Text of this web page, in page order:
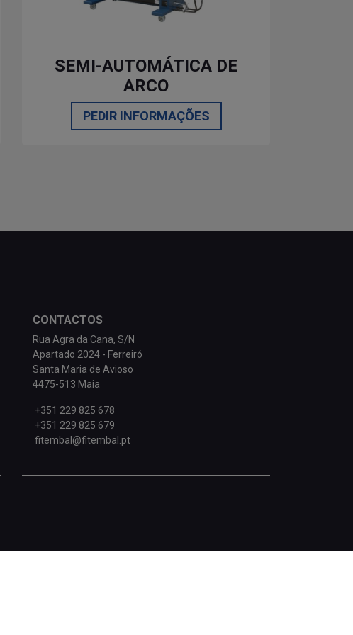
SEMI-AUTOMÁTICA DE
ARCO
PEDIR INFORMAÇÕES
CONTACTOS
Rua Agra da Cana, S/N
Apartado 2024 - Ferreiró
Santa Maria de Avioso
4475-513 Maia
+351 229 825 678
+351 229 825 679
fitembal@fitembal.pt